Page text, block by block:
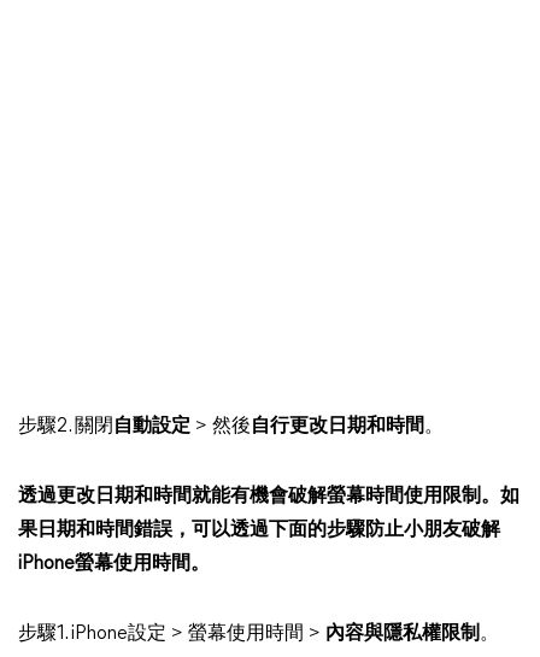
步驟2. 關閉 自動設定 > 然後 自行更改日期和時間。
透過更改日期和時間就能有機會破解螢幕時間使用限制。如
果日期和時間錯誤，可以透過下面的步驟防止小朋友破解
iPhone螢幕使用時間。
步驟1. iPhone設定 > 螢幕使用時間 > 內容與隱私權限制 。